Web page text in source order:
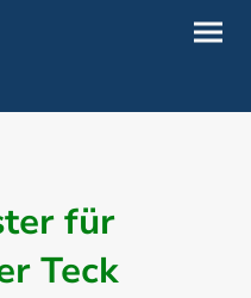
für
Teck